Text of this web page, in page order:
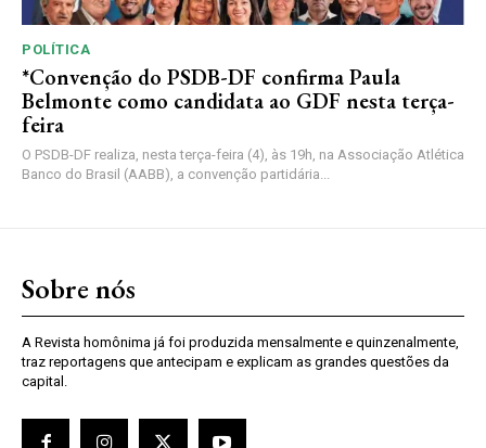
POLÍTICA
*Convenção do PSDB-DF confirma Paula
Belmonte como candidata ao GDF nesta terça-
feira
O PSDB-DF realiza, nesta terça-feira (4), às 19h, na Associação Atlética
Banco do Brasil (AABB), a convenção partidária...
Sobre nós
A Revista homônima já foi produzida mensalmente e quinzenalmente,
traz reportagens que antecipam e explicam as grandes questões da
capital.